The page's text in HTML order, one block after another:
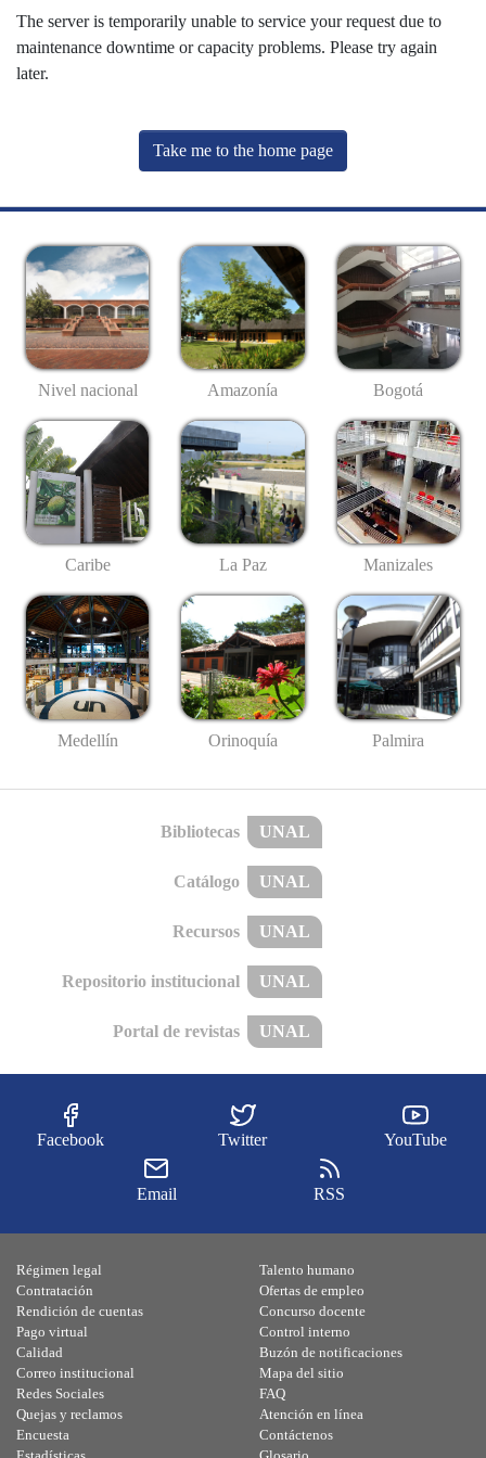
The server is temporarily unable to service your request due to
maintenance downtime or capacity problems. Please try again
later.
Take me to the home page
Nivel nacional Amazonía Bogotá
Caribe La Paz Manizales
Medellín Orinoquía Palmira
Bibliotecas UNAL
Catálogo UNAL
Recursos UNAL
Repositorio institucional UNAL
Portal de revistas UNAL
Facebook Twitter YouTube
Email RSS
Régimen legal
Contratación
Rendición de cuentas
Pago virtual
Calidad
Talento humano
Ofertas de empleo
Concurso docente
Control interno
Buzón de notificaciones
Correo institucional
Redes Sociales
Quejas y reclamos
Encuesta
Mapa del sitio
FAQ
Atención en línea
Contáctenos